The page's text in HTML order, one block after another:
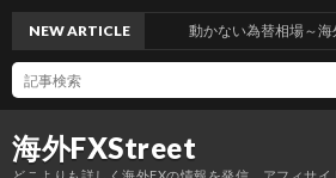
海外FXStreet
NEW ARTICLE 動かない為替相場～海外